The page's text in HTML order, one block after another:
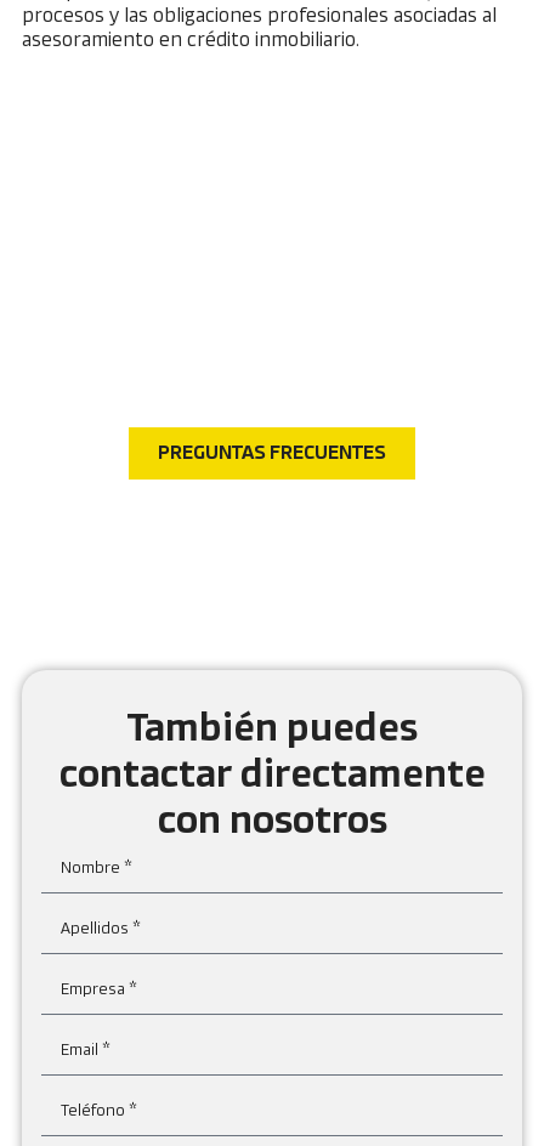
procesos y las obligaciones profesionales asociadas al
asesoramiento en crédito inmobiliario.
PREGUNTAS FRECUENTES
También puedes
contactar directamente
con nosotros